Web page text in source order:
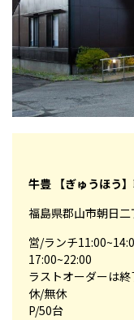
牛豊 【ぎゅうほう
福島県郡山市朝日
営/ランチ
17:00~22:00
ラストオーダーは終
休/無休
P/50台